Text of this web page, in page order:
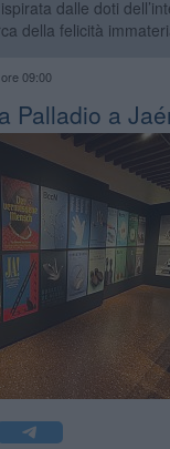
dalle doti
della felicità
09:00
Palladio a